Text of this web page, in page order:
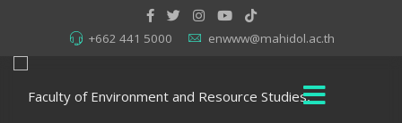
+662 441 5000 enwww@mahidol.ac.th